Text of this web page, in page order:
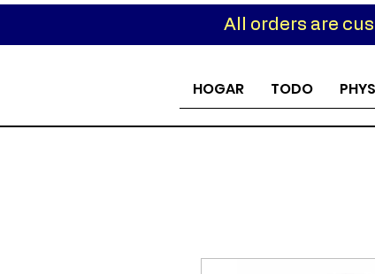
All orders are
HOGAR TODO